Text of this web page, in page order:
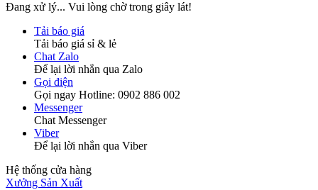
Đang xử lý... Vui lòng chờ trong giây lát!
Tải báo giá
Tải báo giá sỉ & lẻ
Chat Zalo
Để lại lời nhắn qua Zalo
Gọi điện
Gọi ngay Hotline: 0902 886 002
Messenger
Chat Messenger
Viber
Để lại lời nhắn qua Viber
Hệ thống cửa hàng
Xưởng Sản Xuất